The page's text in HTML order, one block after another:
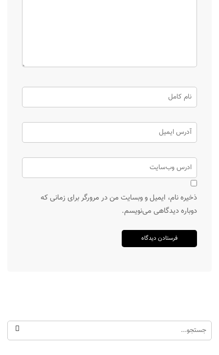
ذخیره نام، ایمیل و وبسایت من در مرورگر برای زمانی که
دوباره دیدگاهی می‌نویسم.